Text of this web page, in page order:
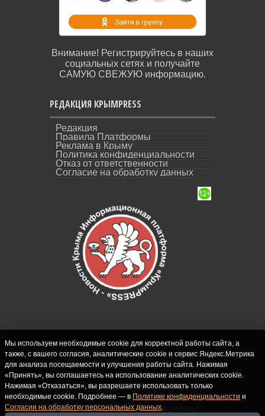
Внимание! Регистрируйтесь в наших
социальных сетях и получайте
САМУЮ СВЕЖУЮ информацию.
РЕДАКЦИЯ КРЫМPRESS
Редакция
Правила Платформы
Реклама в Крыму
Политика конфиденциальности
Отказ от ответственности
Согласие на обработку данных
СИ "Новости Крыма - КрымPRESS".
Свидетельство о регистрации СМИ ЭЛ № ФС
77-62916 выдано Федеральной службой по
надзору в сфере связи, информационных
технологий и массовых коммуникаций
Мы используем необходимые cookie для корректной работы сайта, а
также, с вашего согласия, аналитические cookie и сервис Яндекс.Метрика
для анализа посещаемости и улучшения работы сайта. Нажимая
«Принять», вы соглашаетесь на использование аналитических cookie.
Нажимая «Отказаться», вы разрешаете использовать только
необходимые cookie. Подробнее — в Политике конфиденциальности и
Согласии на обработку персональных данных.